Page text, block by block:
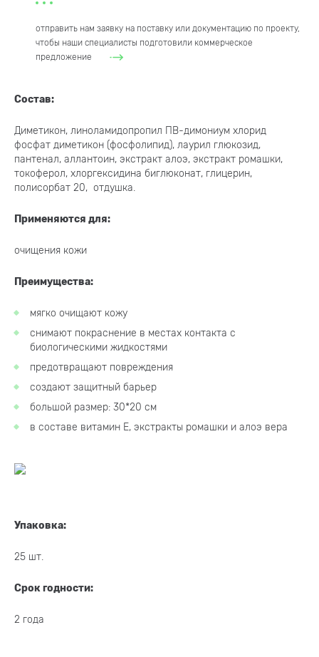
отправить нам заявку на поставку или документацию по проекту,
чтобы наши специалисты подготовили коммерческое
предложение
Состав:
Диметикон, линоламидопропил ПВ-димониум хлорид
фосфат диметикон (фосфолипид), лаурил глюкозид,
пантенал, аллантоин, экстракт алоэ, экстракт ромашки,
токоферол, хлоргексидина биглюконат, глицерин,
полисорбат 20, отдушка.
Применяются для:
очищения кожи
Преимущества:
мягко очищают кожу
снимают покраснение в местах контакта с
биологическими жидкостями
предотвращают повреждения
создают защитный барьер
большой размер: 30*20 см
в составе витамин Е, экстракты ромашки и алоэ вера
Упаковка:
25 шт.
Срок годности:
2 года